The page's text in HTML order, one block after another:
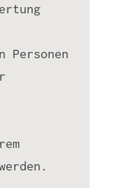
Personen